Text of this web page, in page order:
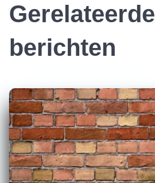
Gerelateerde
berichten